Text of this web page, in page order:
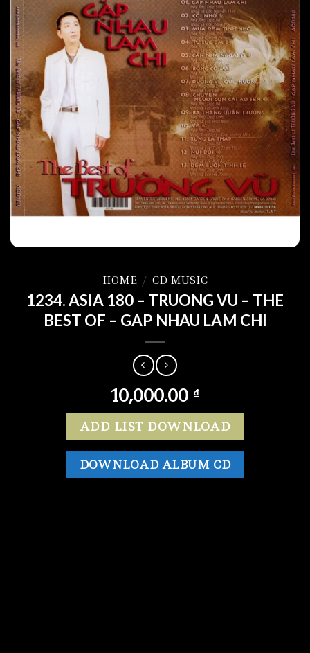
HOME / CD MUSIC
1234. ASIA 180 – TRUONG VU – THE
BEST OF – GAP NHAU LAM CHI
10,000.00 ₫
ADD LIST DOWNLOAD
DOWNLOAD ALBUM CD